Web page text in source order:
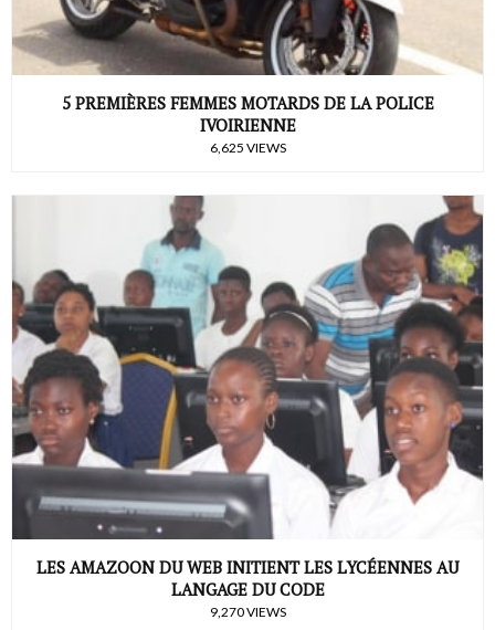
5 PREMIÈRES FEMMES MOTARDS DE LA POLICE
IVOIRIENNE
6,625 VIEWS
LES AMAZOON DU WEB INITIENT LES LYCÉENNES AU
LANGAGE DU CODE
9,270 VIEWS